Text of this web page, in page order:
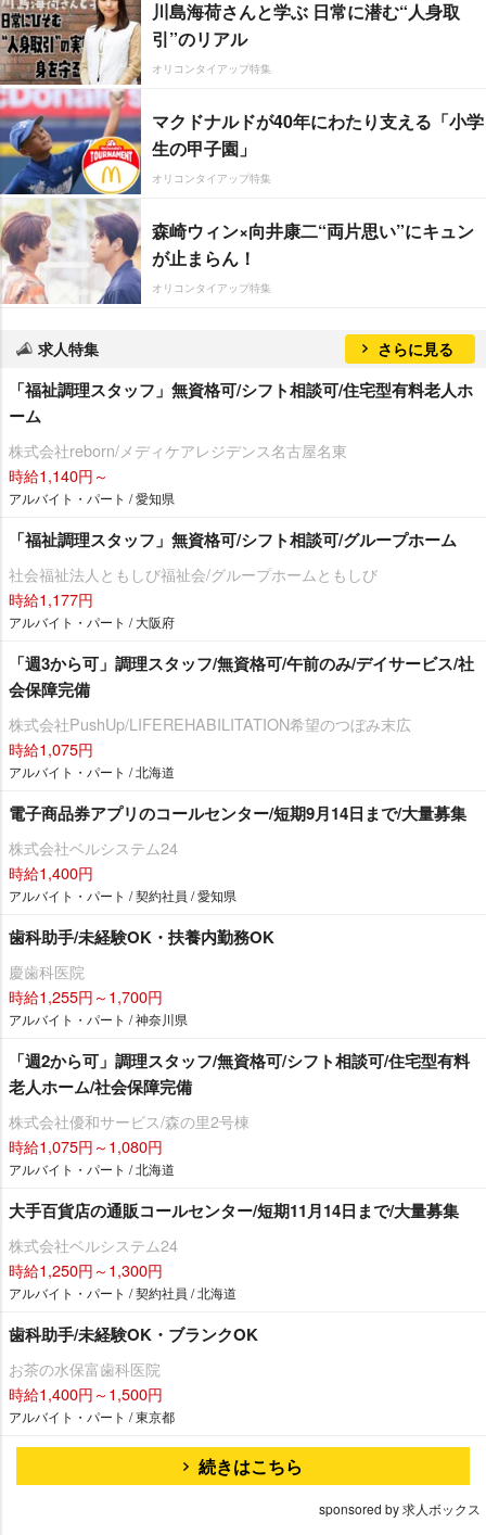
川島海荷さんと学ぶ 日常に潜む“人身取
引”のリアル
オリコンタイアップ特集
マクドナルドが40年にわたり支える「小学
生の甲子園」
オリコンタイアップ特集
森崎ウィン×向井康二“両片思い”にキュン
が止まらん！
オリコンタイアップ特集
求人特集 さらに見る
「福祉調理スタッフ」無資格可/シフト相談可/住宅型有料老人ホ
ーム
株式会社reborn/メディケアレジデンス名古屋名東
時給1,140円～
アルバイト・パート / 愛知県
「福祉調理スタッフ」無資格可/シフト相談可/グループホーム
社会福祉法人ともしび福祉会/グループホームともしび
時給1,177円
アルバイト・パート / 大阪府
「週3から可」調理スタッフ/無資格可/午前のみ/デイサービス/社
会保障完備
株式会社PushUp/LIFEREHABILITATION希望のつぼみ末広
時給1,075円
アルバイト・パート / 北海道
電子商品券アプリのコールセンター/短期9月14日まで/大量募集
株式会社ベルシステム24
時給1,400円
アルバイト・パート / 契約社員 / 愛知県
歯科助手/未経験OK・扶養内勤務OK
慶歯科医院
時給1,255円～1,700円
アルバイト・パート / 神奈川県
「週2から可」調理スタッフ/無資格可/シフト相談可/住宅型有料
老人ホーム/社会保障完備
株式会社優和サービス/森の里2号棟
時給1,075円～1,080円
アルバイト・パート / 北海道
大手百貨店の通販コールセンター/短期11月14日まで/大量募集
株式会社ベルシステム24
時給1,250円～1,300円
アルバイト・パート / 契約社員 / 北海道
歯科助手/未経験OK・ブランクOK
お茶の水保富歯科医院
時給1,400円～1,500円
アルバイト・パート / 東京都
続きはこちら
sponsored by 求人ボックス